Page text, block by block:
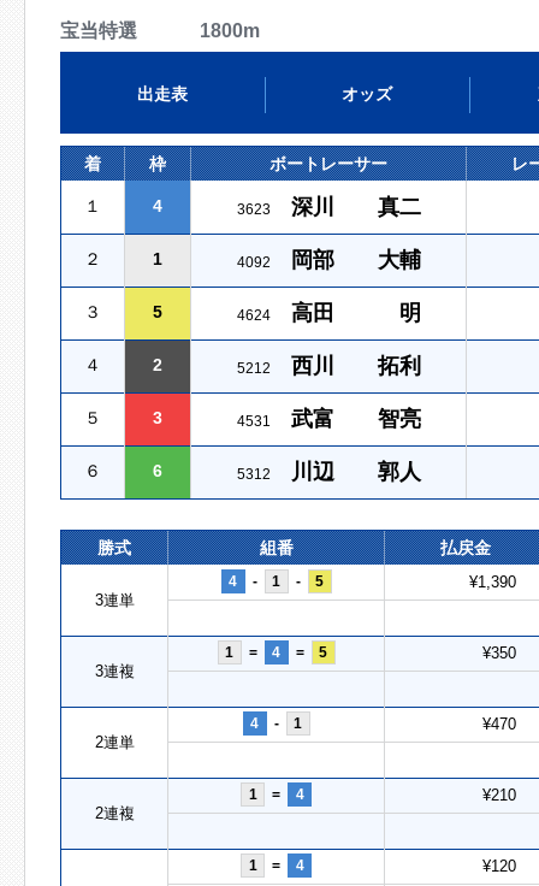
宝当特選 1800m
出走表 オッズ
着 枠 ボートレーサー レ
１ 4 3623 深川 真二
２ 1 4092 岡部 大輔
３ 5 4624 高田 明
４ 2 5212 西川 拓利
５ 3 4531 武富 智亮
６ 6 5312 川辺 郭人
勝式 組番 払戻金
3連単
4 - 1 - 5 ¥1,390
3連複
1 = 4 = 5 ¥350
2連単
4 - 1 ¥470
2連複
1 = 4 ¥210
1 = 4 ¥120